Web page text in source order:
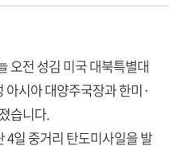
오전 성김 미국 대북특별대
아시아 대양주국장과 한미·
습니다.
4일 중거리 탄도미사일을 발